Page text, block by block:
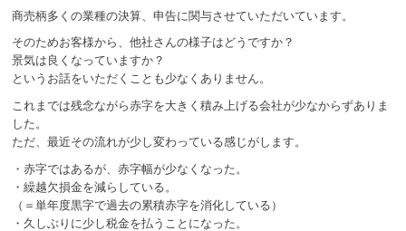
商売柄多くの業種の決算、申告に関与させていただいています。
そのためお客様から、他社さんの様子はどうですか？
景気は良くなっていますか？
というお話をいただくことも少なくありません。
これまでは残念ながら赤字を大きく積み上げる会社が少なからずありま
した。
ただ、最近その流れが少し変わっている感じがします。
・赤字ではあるが、赤字幅が少なくなった。
・繰越欠損金を減らしている。
（＝単年度黒字で過去の累積赤字を消化している）
・久しぶりに少し税金を払うことになった。